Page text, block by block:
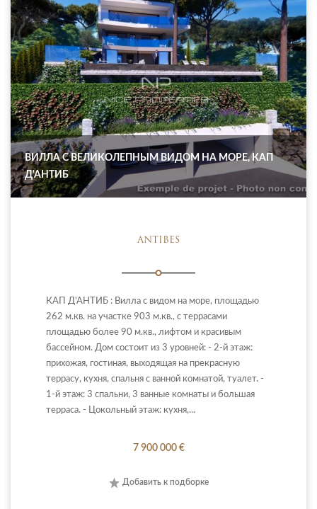
ВИЛЛА С ВЕЛИКОЛЕПНЫМ ВИДОМ НА МОРЕ, КАП
Д'АНТИБ
ANTIBES
КАП Д'АНТИБ : Вилла с видом на море, площадью
262 м.кв. на участке 903 м.кв., с террасами
площадью более 90 м.кв., лифтом и красивым
бассейном. Дом состоит из 3 уровней: - 2-й этаж:
прихожая, гостиная, выходящая на прекрасную
террасу, кухня, спальня с ванной комнатой, туалет. -
1-й этаж: 3 спальни, 3 ванные комнаты и большая
терраса. - Цокольный этаж: кухня,...
7 900 000 €
Добавить к подборке